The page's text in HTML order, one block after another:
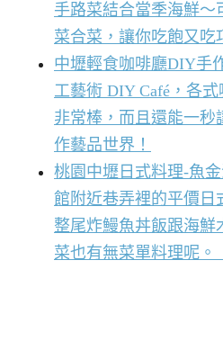
手路菜結合當季海鮮～
菜合菜，讓你吃飽又吃
中壢輕食咖啡廳DIY手
工藝術 DIY Café，各
非常棒，而且還能一秒
作藝品世界！
桃園中壢日式料理-魚
館附近巷弄裡的平價日
整尾炸鰻魚丼飯跟海鮮
菜也有無菜單料理呢。